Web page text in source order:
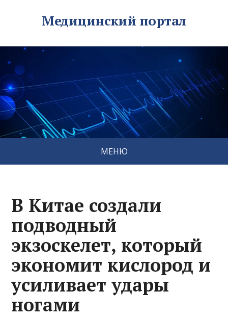
Медицинский портал
МЕНЮ
В Китае создали
подводный
экзоскелет, который
экономит кислород и
усиливает удары
ногами